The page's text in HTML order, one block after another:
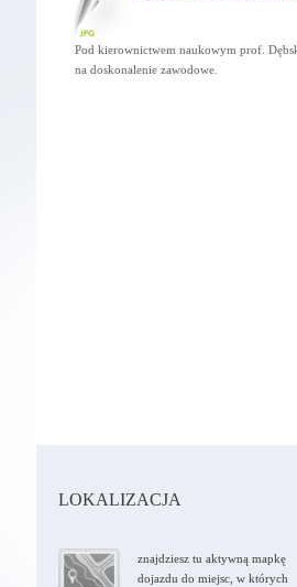
Pod kierownictwem naukowym prof.
na doskonalenie zawodowe.
LOKALIZACJA
znajdziesz tu aktywną mapkę
dojazdu do miejsc, w których